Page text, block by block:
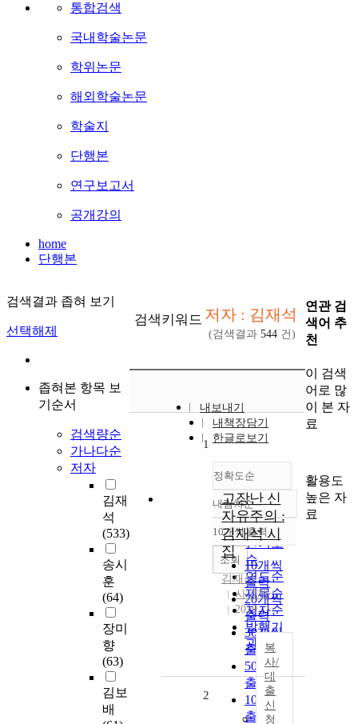
통합검색
국내학술논문
학위논문
해외학술논문
학술지
단행본
연구보고서
공개강의
home
단행본
검색결과 좁혀 보기
선택해제
좁혀본 항목 보
기순서
검색량순
가나다순
저자
김재
석
(533)
송시
훈
(64)
장미
향
(63)
김보
배
검색키워드 저자 : 김재석
(검색결과 544 건)
내보내기
내책장담기
한글로보기
정확도순
정확도
순
인기도
순
연도순
제목순
저자순
발행기
관순
내림차순
내림차순
10개씩 출력
10개씩
출력
20개씩
출력
30개씩
출력
50개씩
출력
100개씩
출력
조회
1
고장난 신
자유주의 :
김재석 시
집
김재석
사의재
2019
복
사/
대
출
신
청
2
연관 검
색어 추
천
이 검색
어로 많
이 본 자
료
활용도
높은 자
료